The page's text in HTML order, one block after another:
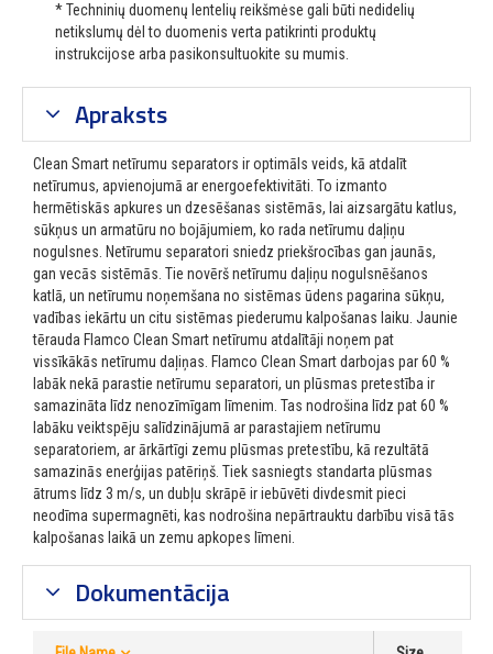
* Techninių duomenų lentelių reikšmėse gali būti nedidelių
netikslumų dėl to duomenis verta patikrinti produktų
instrukcijose arba pasikonsultuokite su mumis.
Apraksts
Clean Smart netīrumu separators ir optimāls veids, kā atdalīt
netīrumus, apvienojumā ar energoefektivitāti. To izmanto
hermētiskās apkures un dzesēšanas sistēmās, lai aizsargātu katlus,
sūkņus un armatūru no bojājumiem, ko rada netīrumu daļiņu
nogulsnes. Netīrumu separatori sniedz priekšrocības gan jaunās,
gan vecās sistēmās. Tie novērš netīrumu daļiņu nogulsnēšanos
katlā, un netīrumu noņemšana no sistēmas ūdens pagarina sūkņu,
vadības iekārtu un citu sistēmas piederumu kalpošanas laiku. Jaunie
tērauda Flamco Clean Smart netīrumu atdalītāji noņem pat
vissīkākās netīrumu daļiņas. Flamco Clean Smart darbojas par 60 %
labāk nekā parastie netīrumu separatori, un plūsmas pretestība ir
samazināta līdz nenozīmīgam līmenim. Tas nodrošina līdz pat 60 %
labāku veiktspēju salīdzinājumā ar parastajiem netīrumu
separatoriem, ar ārkārtīgi zemu plūsmas pretestību, kā rezultātā
samazinās enerģijas patēriņš. Tiek sasniegts standarta plūsmas
ātrums līdz 3 m/s, un dubļu skrāpē ir iebūvēti divdesmit pieci
neodīma supermagnēti, kas nodrošina nepārtrauktu darbību visā tās
kalpošanas laikā un zemu apkopes līmeni.
Dokumentācija